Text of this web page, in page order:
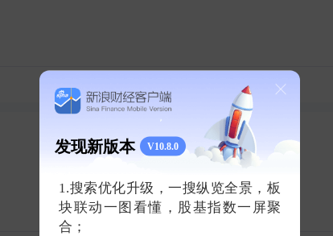
发现新版本 V10.8.0
1.搜索优化升级，一搜纵览全景，板
块联动一图看懂，股基指数一屏聚
合；